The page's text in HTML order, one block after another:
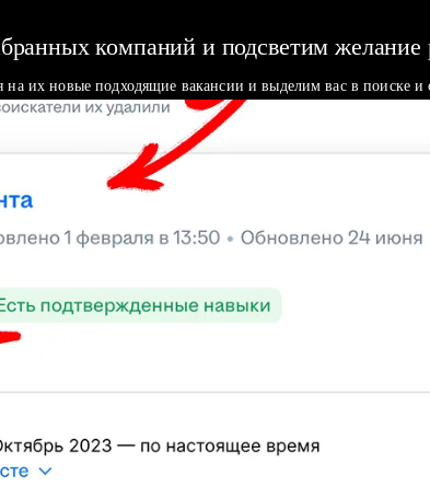
компаний и подсветим желание
на их новые подходящие вакансии и выделим вас в поиске и